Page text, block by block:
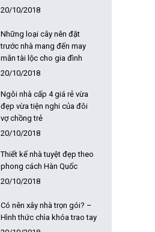
20/10/2018
Những loại cây nên đặt
trước nhà mang đến may
mắn tài lộc cho gia đình
20/10/2018
Ngôi nhà cấp 4 giá rẻ vừa
đẹp vừa tiện nghi của đôi
vợ chồng trẻ
20/10/2018
Thiết kế nhà tuyệt đẹp theo
phong cách Hàn Quốc
20/10/2018
Có nên xây nhà trọn gói? –
Hình thức chìa khóa trao tay